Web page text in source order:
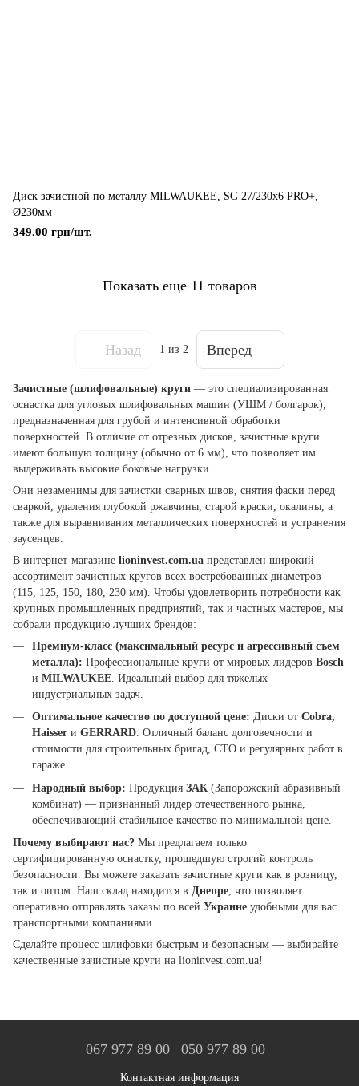
Диск зачистной по металлу MILWAUKEE, SG 27/230х6 PRO+,
Ø230мм
349.00 грн/шт.
Показать еще 11 товаров
Назад 1 из 2 Вперед
Зачистные (шлифовальные) круги — это специализированная
оснастка для угловых шлифовальных машин (УШМ / болгарок),
предназначенная для грубой и интенсивной обработки
поверхностей. В отличие от отрезных дисков, зачистные круги
имеют большую толщину (обычно от 6 мм), что позволяет им
выдерживать высокие боковые нагрузки.
Они незаменимы для зачистки сварных швов, снятия фаски перед
сваркой, удаления глубокой ржавчины, старой краски, окалины, а
также для выравнивания металлических поверхностей и устранения
заусенцев.
В интернет-магазине lioninvest.com.ua представлен широкий
ассортимент зачистных кругов всех востребованных диаметров
(115, 125, 150, 180, 230 мм). Чтобы удовлетворить потребности как
крупных промышленных предприятий, так и частных мастеров, мы
собрали продукцию лучших брендов:
Премиум-класс (максимальный ресурс и агрессивный съем
металла): Профессиональные круги от мировых лидеров Bosch
и MILWAUKEE. Идеальный выбор для тяжелых
индустриальных задач.
Оптимальное качество по доступной цене: Диски от Cobra,
Haisser и GERRARD. Отличный баланс долговечности и
стоимости для строительных бригад, СТО и регулярных работ в
гараже.
Народный выбор: Продукция ЗАК (Запорожский абразивный
комбинат) — признанный лидер отечественного рынка,
обеспечивающий стабильное качество по минимальной цене.
Почему выбирают нас? Мы предлагаем только
сертифицированную оснастку, прошедшую строгий контроль
безопасности. Вы можете заказать зачистные круги как в розницу,
так и оптом. Наш склад находится в Днепре, что позволяет
оперативно отправлять заказы по всей Украине удобными для вас
транспортными компаниями.
Сделайте процесс шлифовки быстрым и безопасным — выбирайте
качественные зачистные круги на lioninvest.com.ua!
067 977 89 00 050 977 89 00
Контактная информация